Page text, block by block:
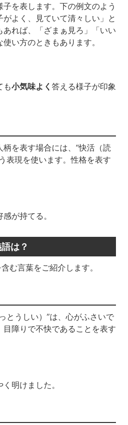
を表します。下の例文のよう
よく、見ていて清々しい」と
れば、「ざまぁ見ろ」「いい
い方のときもあります。
も小気味よく 答える様子が印象
を表す場合には、“快活（読
表現を使います。性格を表す
が持てる。
は？
む言葉をご紹介します。
とうしい）”は、心がふさいで
障りで不快であることを表す
明けました。